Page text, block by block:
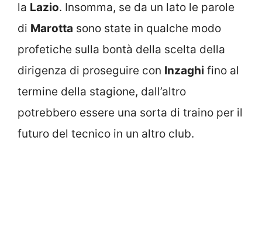
la Lazio. Insomma, se da un lato le parole
di Marotta sono state in qualche modo
profetiche sulla bontà della scelta della
dirigenza di proseguire con Inzaghi fino al
termine della stagione, dall’altro
potrebbero essere una sorta di traino per il
futuro del tecnico in un altro club.